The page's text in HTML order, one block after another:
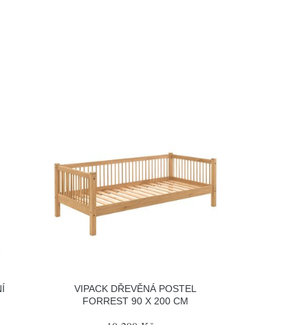
VIPACK DŘEVĚNÁ POSTEL
FORREST 90 X 200 CM